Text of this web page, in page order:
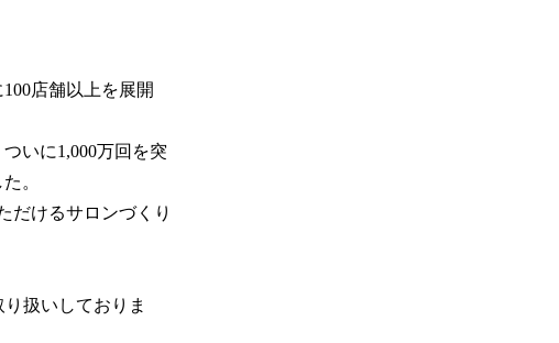
店舗以上を展開
いに1,000万回を突
。
だけるサロンづくり
扱いしておりま